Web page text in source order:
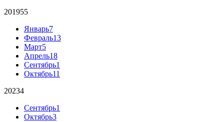
201955
Январь7
Февраль13
Март5
Апрель18
Сентябрь1
Октябрь11
20234
Сентябрь1
Октябрь3